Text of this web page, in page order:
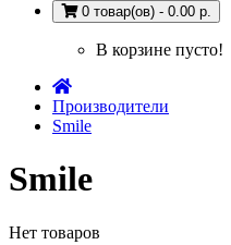
0 товар(ов) - 0.00 р.
В корзине пусто!
Производители
Smile
Smile
Нет товаров